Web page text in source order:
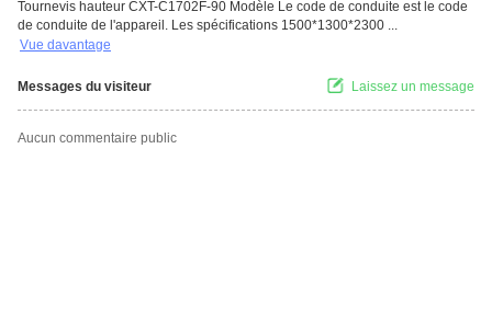
Tournevis hauteur CXT-C1702F-90 Modèle Le code de conduite est le code
de conduite de l'appareil. Les spécifications 1500*1300*2300 ...
Vue davantage
Messages du visiteur Laissez un message
Aucun commentaire public